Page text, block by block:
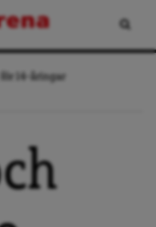
för 14-åringar